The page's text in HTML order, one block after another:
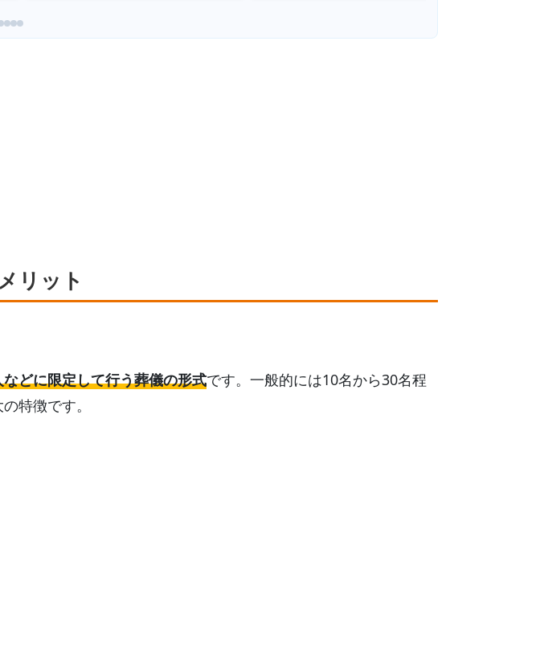
リット
どに限定して行う葬儀の形式です。一般的には10名から30名程
特徴です。